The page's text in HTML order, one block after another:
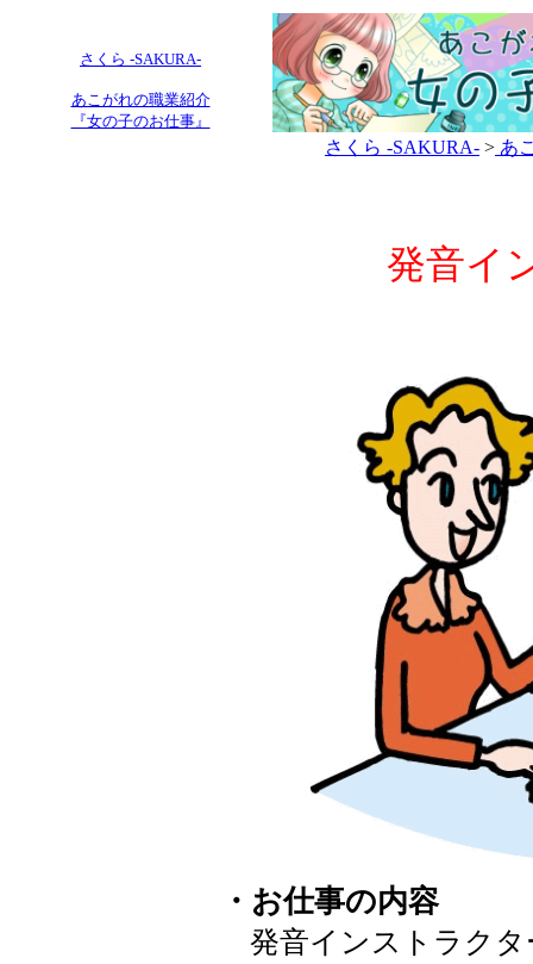
さくら -SAKURA-
あこがれの職業紹介
『女の子のお仕事』
さくら -SAKURA- > あ
発音イ
・お仕事の内容
発音インストラクタ